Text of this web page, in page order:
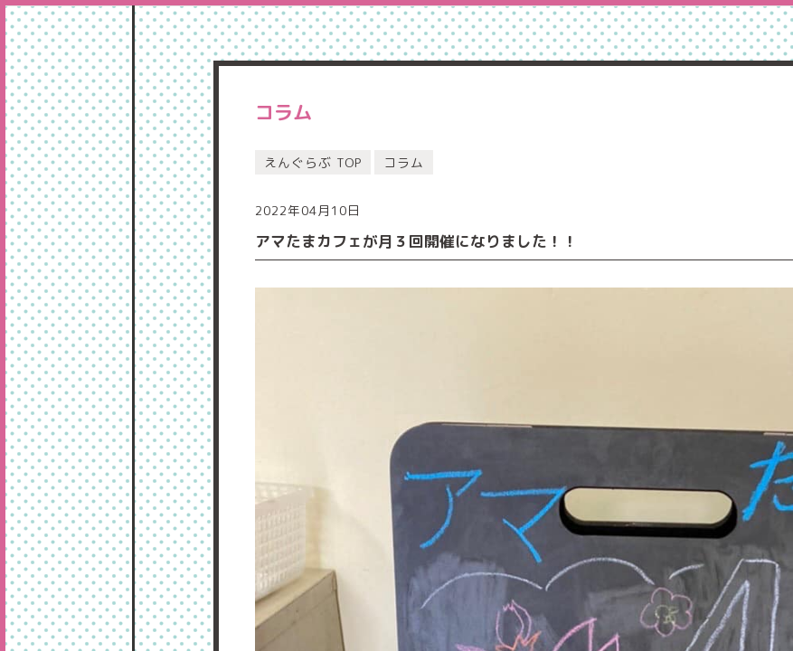
コラム
えんぐらぶ TOP コラム
2022年04月10日
アマたまカフェが月３回開催になりました！！